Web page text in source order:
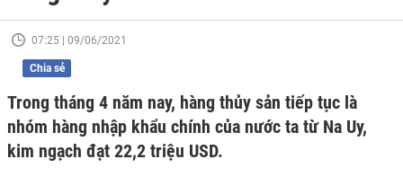
07:25 | 09/06/2021
Chia sẻ
Trong tháng 4 năm nay, hàng thủy sản tiếp tục là
nhóm hàng nhập khẩu chính của nước ta từ Na Uy,
kim ngạch đạt 22,2 triệu USD.